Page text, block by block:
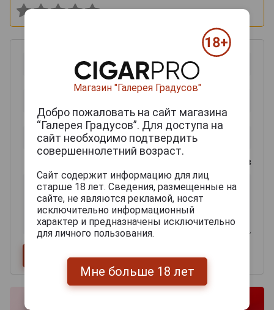
из 2000 знаков
Магазин "Галерея Градусов"
Добро пожаловать на сайт магазина
“Галерея Градусов”. Для доступа на
сайт необходимо подтвердить
совершеннолетний возраст.
Сайт содержит информацию для лиц
старше 18 лет. Сведения, размещенные на
сайте, не являются рекламой, носят
исключительно информационный
характер и предназначены исключительно
для личного пользования.
Мне больше 18 лет